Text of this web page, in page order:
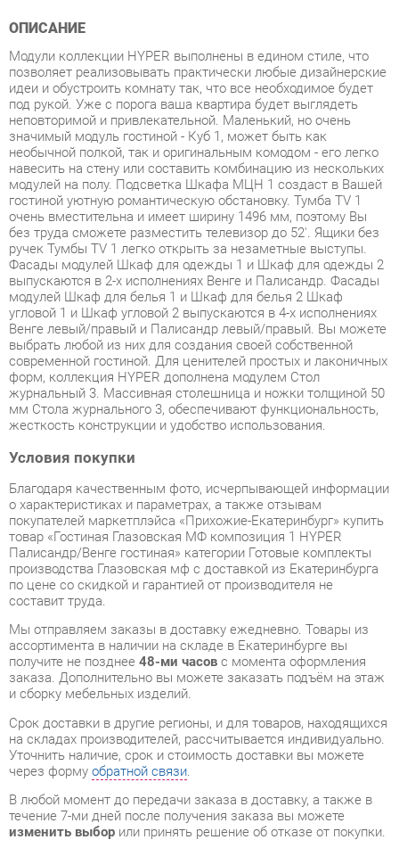
позволяет реализовывать практически любые дизайнерские
под рукой. Уже с порога ваша квартира будет выглядеть
неповторимой и привлекательной. Маленький, но очень
значимый модуль гостиной - Куб 1, может быть как
необычной полкой, так и оригинальным комодом - его легко
навесить на стену или составить комбинацию из нескольких
модулей на полу. Подсветка Шкафа МЦН 1 создаст в Вашей
гостиной уютную романтическую обстановку. Тумба TV 1
очень вместительна и имеет ширину 1496 мм, поэтому Вы
без труда сможете разместить телевизор до 52'. Ящики без
ручек Тумбы TV 1 легко открыть за незаметные выступы.
Фасады модулей Шкаф для одежды 1 и Шкаф для одежды 2
выпускаются в 2-х исполнениях Венге и Палисандр. Фасады
модулей Шкаф для белья 1 и Шкаф для белья 2 Шкаф
угловой 1 и Шкаф угловой 2 выпускаются в 4-х исполнениях
Венге левый/правый и Палисандр левый/правый. Вы можете
выбрать любой из них для создания своей собственной
современной гостиной. Для ценителей простых и лаконичных
форм, коллекция HYPER дополнена модулем Стол
журнальный 3. Массивная столешница и ножки толщиной 50
мм Стола журнального 3, обеспечивают функциональность,
жесткость конструкции и удобство использования.
Условия покупки
Благодаря качественным фото, исчерпывающей информации
покупателей маркетплэйса «Прихожие-Екатеринбург» купить
Палисандр/Венге гостиная» категории Готовые комплекты
производства Глазовская мф с доставкой из Екатеринбурга
по цене со скидкой и гарантией от производителя не
составит труда.
Мы отправляем заказы в доставку ежедневно. Товары из
ассортимента в наличии на складе в Екатеринбурге вы
получите не позднее48-ми часовс момента оформления
заказа. Дополнительно вы можете заказать подъём на этаж
и сборку мебельных изделий.
Срок доставки в другие регионы, и для товаров, находящихся
на складах производителей, рассчитывается индивидуально.
Уточнить наличие, срок и стоимость доставки вы можете
через формуобратной связи.
В любой момент до передачи заказа в доставку, а также в
течение 7-ми дней после получения заказа вы можете
изменить выборили принять решение об отказе от покупки.
Несмотря на качественную упаковку, готовые комплекты
могут быть повреждены при транспортировке. Если Вы
заметили дефект при приёме - мы заменим поврежденную
деталь.Повторная доставкатовара -бесплатна.